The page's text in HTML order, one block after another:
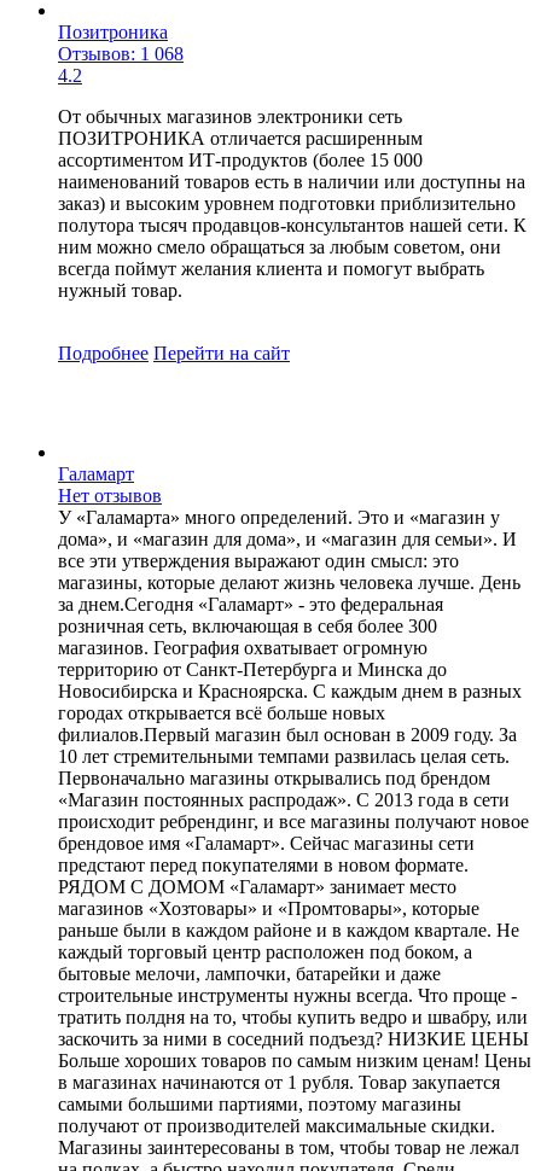
Позитроника
Отзывов: 1 068
4.2
От обычных магазинов электроники сеть
ПОЗИТРОНИКА отличается расширенным
ассортиментом ИТ-продуктов (более 15 000
наименований товаров есть в наличии или доступны на
заказ) и высоким уровнем подготовки приблизительно
полутора тысяч продавцов-консультантов нашей сети. К
ним можно смело обращаться за любым советом, они
всегда поймут желания клиента и помогут выбрать
нужный товар.
Подробнее Перейти на сайт
Галамарт
Нет отзывов
У «Галамарта» много определений. Это и «магазин у
дома», и «магазин для дома», и «магазин для семьи». И
все эти утверждения выражают один смысл: это
магазины, которые делают жизнь человека лучше. День
за днем.Сегодня «Галамарт» - это федеральная
розничная сеть, включающая в себя более 300
магазинов. География охватывает огромную
территорию от Санкт-Петербурга и Минска до
Новосибирска и Красноярска. С каждым днем в разных
городах открывается всё больше новых
филиалов.Первый магазин был основан в 2009 году. За
10 лет стремительными темпами развилась целая сеть.
Первоначально магазины открывались под брендом
«Магазин постоянных распродаж». С 2013 года в сети
происходит ребрендинг, и все магазины получают новое
брендовое имя «Галамарт». Сейчас магазины сети
предстают перед покупателями в новом формате.
РЯДОМ С ДОМОМ «Галамарт» занимает место
магазинов «Хозтовары» и «Промтовары», которые
раньше были в каждом районе и в каждом квартале. Не
каждый торговый центр расположен под боком, а
бытовые мелочи, лампочки, батарейки и даже
строительные инструменты нужны всегда. Что проще -
тратить полдня на то, чтобы купить ведро и швабру, или
заскочить за ними в соседний подъезд? НИЗКИЕ ЦЕНЫ
Больше хороших товаров по самым низким ценам! Цены
в магазинах начинаются от 1 рубля. Товар закупается
самыми большими партиями, поэтому магазины
получают от производителей максимальные скидки.
Магазины заинтересованы в том, чтобы товар не лежал